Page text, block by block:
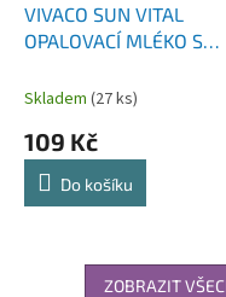
VIVACO SUN VITAL
OPALOVACÍ MLÉKO S
SPF10 200 ML
Skladem (27 ks)
109 Kč
Do košíku
ZOBRAZIT